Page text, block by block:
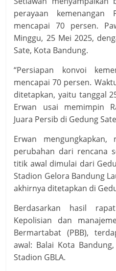
perayaan kemenangan
mencapai 70 persen.
Minggu, 25 Mei 2025,
Sate, Kota Bandung.
“Persiapan konvoi
mencapai 70 persen.
ditetapkan, yaitu tanggal
Erwan usai memimpin
Juara Persib di Gedung
Erwan
perubahan dari rencana
titik awal dimulai dari
Stadion Gelora Bandung
akhirnya ditetapkan di
Berdasarkan hasil
Kepolisian dan
Bermartabat (PBB),
awal: Balai Kota
Stadion GBLA.